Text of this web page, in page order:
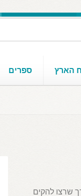
הארץ ספרים
מורי דרך שרצו להקים